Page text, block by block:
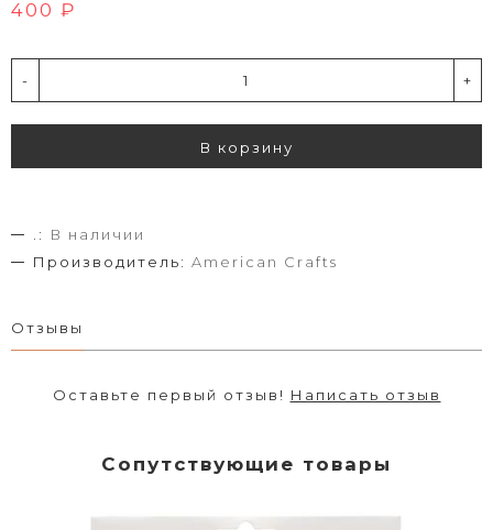
400 ₽
- +
В корзину
.:
В наличии
Производитель: American Crafts
Отзывы
Оставьте первый отзыв! Написать отзыв
Сопутствующие товары